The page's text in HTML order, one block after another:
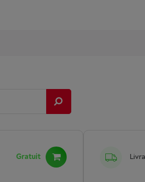
Gratuit